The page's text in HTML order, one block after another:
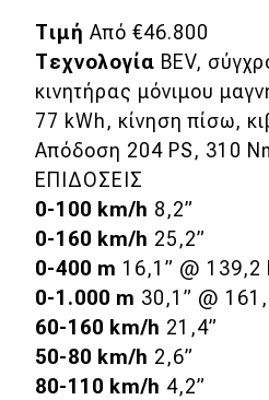
Τιμή Από €46.800
Τεχνολογία ΒEV,
κινητήρας μόνιμου
77 kWh, κίνηση πίσω,
Απόδοση 204 PS, 310
ΕΠΙΔΟΣΕΙΣ
0-100 km/h 8,2”
0-160 km/h 25,2”
0-400 m 16,1” @ 139,2
0-1.000 m 30,1” @
60-160 km/h 21,4”
50-80 km/h 2,6”
80-110 km/h 4,2”